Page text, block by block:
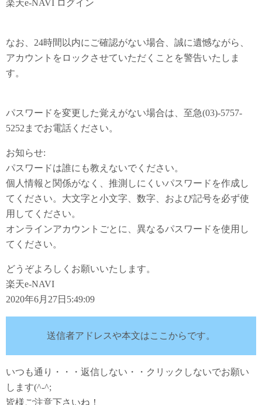
楽天e-NAVI ログイン
なお、24時間以内にご確認がない場合、誠に遺憾ながら、
アカウントをロックさせていただくことを警告いたしま
す。
パスワードを変更した覚えがない場合は、至急(03)-5757-
5252までお電話ください。
お知らせ:
パスワードは誰にも教えないでください。
個人情報と関係がなく、推測しにくいパスワードを作成し
てください。大文字と小文字、数字、および記号を必ず使
用してください。
オンラインアカウントごとに、異なるパスワードを使用し
てください。
どうぞよろしくお願いいたします。
楽天e-NAVI
2020年6月27日5:49:09
送信者アドレスや本文はここからです。
いつも通り・・・返信しない・・クリックしないでお願い
します(^-^;
皆様ご注意下さいね！